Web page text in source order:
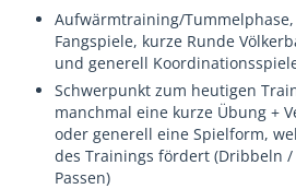
Aufwärmtraining/
Fangspiele, kurze Runde
und generell
Schwerpunkt zum heutigen
manchmal eine kurze Übung +
oder generell eine Spielform,
des Trainings fördert (Dribbeln
Passen)